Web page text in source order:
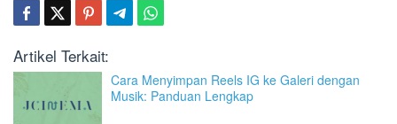
Artikel Terkait:
Cara Menyimpan Reels IG ke Galeri dengan
Musik: Panduan Lengkap